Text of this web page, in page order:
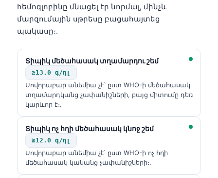
հեմոգլոբինը մնացել էր նորմալ, մինչև
մարզումային սթրեսը բացահայտեց
պակասը։.
Տիպիկ մեծահասակ տղամարդու շեմ
≥13.0 գ/դլ
Սովորաբար անեմիա չէ՝ ըստ WHO-ի մեծահասակ
տղամարդկանց չափանիշների, բայց միտումը դեռ
կարևոր է։.
Տիպիկ ոչ հղի մեծահասակ կնոջ շեմ
≥12.0 գ/դլ
Սովորաբար անեմիա չէ՝ ըստ WHO-ի ոչ հղի
մեծահասակ կանանց չափանիշների։.